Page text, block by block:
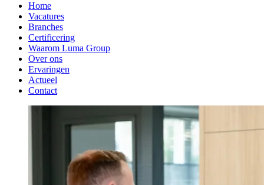
Home
Vacatures
Branches
Certificering
Waarom Luma Group
Over ons
Ervaringen
Actueel
Contact